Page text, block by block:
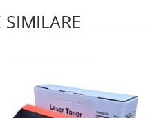
SIMILARE